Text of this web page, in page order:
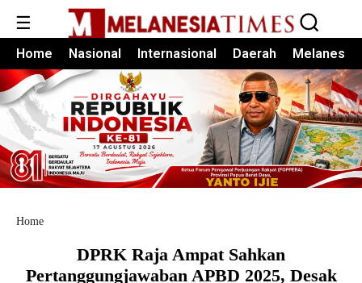
☰
Home Nasional Internasional Daerah Melanesia
Home
DPRK Raja Ampat Sahkan
Pertanggungjawaban APBD 2025, Desak